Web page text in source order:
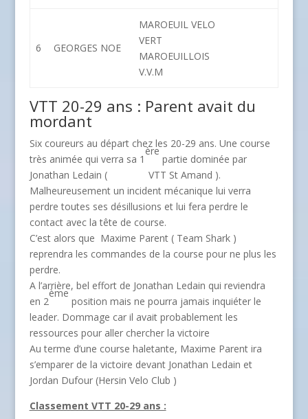
6 GEORGES NOE
MAROEUIL VELO
VERT
MAROEUILLOIS
V.V.M
VTT 20-29 ans : Parent avait du
mordant
Six coureurs au départ chez les 20-29 ans. Une course
très animée qui verra sa 1
ère
partie dominée par
Jonathan Ledain ( VTT St Amand ).
Malheureusement un incident mécanique lui verra
perdre toutes ses désillusions et lui fera perdre le
contact avec la tête de course.
C’est alors que Maxime Parent ( Team Shark )
reprendra les commandes de la course pour ne plus les
perdre.
A l’arrière, bel effort de Jonathan Ledain qui reviendra
en 2
ème
position mais ne pourra jamais inquiéter le
leader. Dommage car il avait probablement les
ressources pour aller chercher la victoire
Au terme d’une course haletante, Maxime Parent ira
s’emparer de la victoire devant Jonathan Ledain et
Jordan Dufour (Hersin Velo Club )
Classement VTT 20-29 ans :